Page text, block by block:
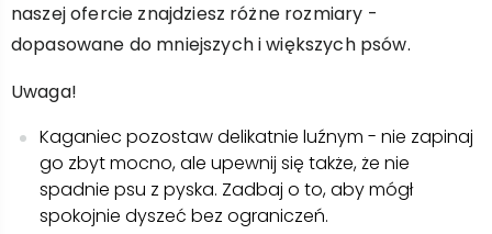
naszej ofercie znajdziesz różne rozmiary -
dopasowane do mniejszych i większych psów.
Uwaga!
Kaganiec pozostaw delikatnie luźnym - nie zapinaj
go zbyt mocno, ale upewnij się także, że nie
spadnie psu z pyska. Zadbaj o to, aby mógł
spokojnie dyszeć bez ograniczeń.